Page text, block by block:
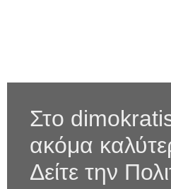
Στο
ακόμα
Δείτε την